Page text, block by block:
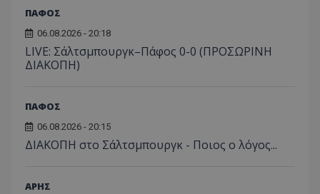
ΠΑΦΟΣ
06.08.2026 - 20:18
LIVE: Σάλτσμπουργκ–Πάφος 0-0 (ΠΡΟΣΩΡΙΝΗ
ΔΙΑΚΟΠΗ)
ΠΑΦΟΣ
06.08.2026 - 20:15
ΔΙΑΚΟΠΗ στο Σάλτσμπουργκ - Ποιος ο λόγος...
ΑΡΗΣ